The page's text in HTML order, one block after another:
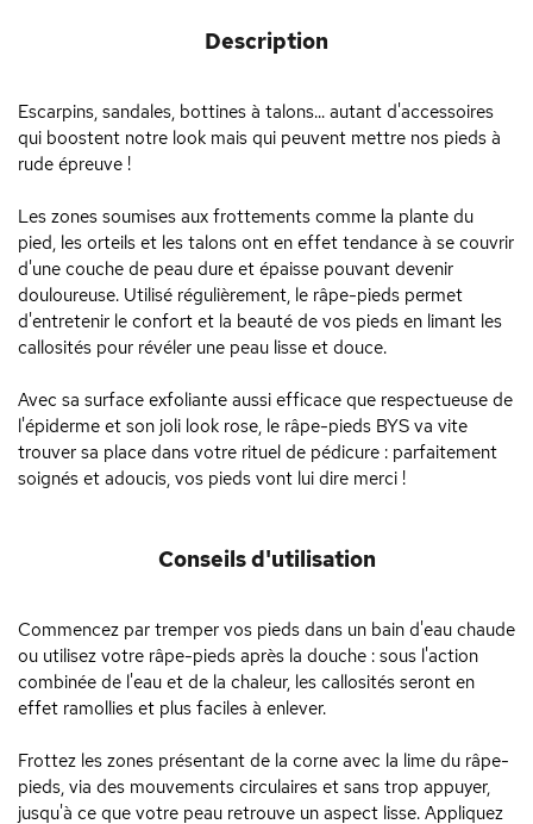
Description
Escarpins, sandales, bottines à talons... autant d'accessoires
qui boostent notre look mais qui peuvent mettre nos pieds à
rude épreuve !
Les zones soumises aux frottements comme la plante du
pied, les orteils et les talons ont en effet tendance à se couvrir
d'une couche de peau dure et épaisse pouvant devenir
douloureuse. Utilisé régulièrement, le râpe-pieds permet
d'entretenir le confort et la beauté de vos pieds en limant les
callosités pour révéler une peau lisse et douce.
Avec sa surface exfoliante aussi efficace que respectueuse de
l'épiderme et son joli look rose, le râpe-pieds BYS va vite
trouver sa place dans votre rituel de pédicure : parfaitement
soignés et adoucis, vos pieds vont lui dire merci !
Conseils d'utilisation
Commencez par tremper vos pieds dans un bain d'eau chaude
ou utilisez votre râpe-pieds après la douche : sous l'action
combinée de l'eau et de la chaleur, les callosités seront en
effet ramollies et plus faciles à enlever.
Frottez les zones présentant de la corne avec la lime du râpe-
pieds, via des mouvements circulaires et sans trop appuyer,
jusqu'à ce que votre peau retrouve un aspect lisse. Appliquez